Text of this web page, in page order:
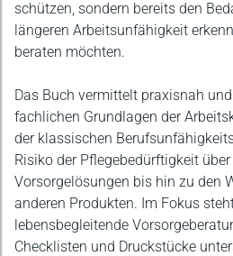
schützen, sondern bereits den
längeren Arbeitsunfähigkeit
beraten möchten.
Das Buch vermittelt praxisnah
fachlichen Grundlagen der
der klassischen
Risiko der Pflegebedürftigkeit
Vorsorgelösungen bis hin zu den
anderen Produkten. Im Fokus
lebensbegleitende
Checklisten und Druckstücke